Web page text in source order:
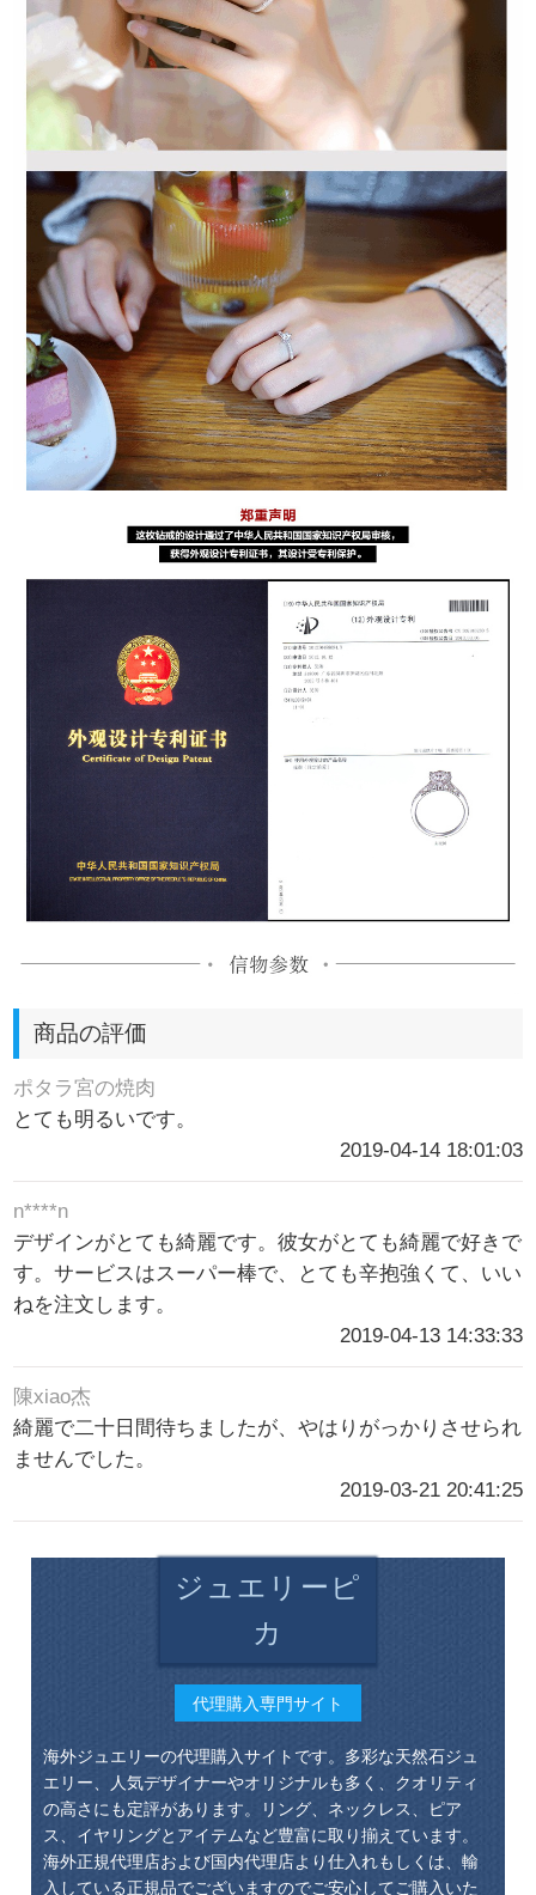
商品の評価
ポタラ宮の焼肉
とても明るいです。
2019-04-14 18:01:03
n****n
デザインがとても綺麗です。彼女がとても綺麗で好きで
す。サービスはスーパー棒で、とても辛抱強くて、いい
ねを注文します。
2019-04-13 14:33:33
陳xiao杰
綺麗で二十日間待ちましたが、やはりがっかりさせられ
ませんでした。
2019-03-21 20:41:25
ジュエリーピ
カ
代理購入専門サイト
海外ジュエリーの代理購入サイトです。多彩な天然石ジュ
エリー、人気デザイナーやオリジナルも多く、クオリティ
の高さにも定評があります。リング、ネックレス、ピア
ス、イヤリングとアイテムなど豊富に取り揃えています。
海外正規代理店および国内代理店より仕入れもしくは、輸
入している正規品でございますのでご安心してご購入いた